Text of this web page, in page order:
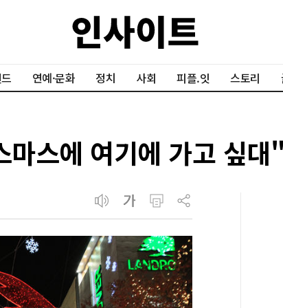
연예·문화 정치 사회 피플.잇 스토리
스에 여기에 가고 싶대"